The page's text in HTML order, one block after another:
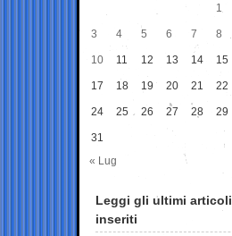
1
3 4 5 6 7 8
10 11 12 13 14 15
17 18 19 20 21 22
24 25 26 27 28 29
31
« Lug
Leggi gli ultimi articoli
inseriti